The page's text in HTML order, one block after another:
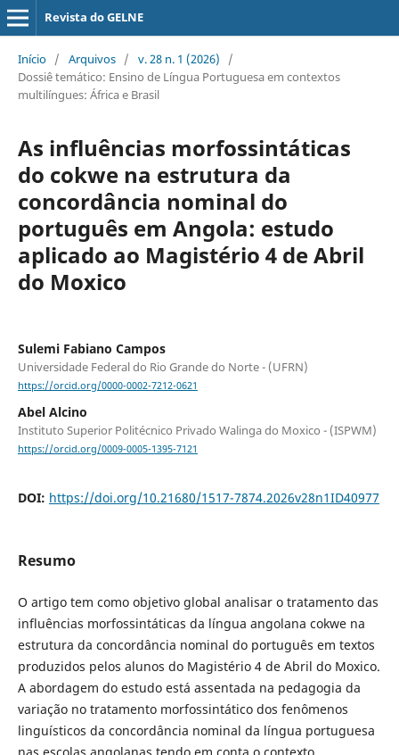
Revista do GELNE
Início / Arquivos / v. 28 n. 1 (2026)
/
Dossiê temático: Ensino de Língua Portuguesa em contextos
multilíngues: África e Brasil
As influências morfossintáticas
do cokwe na estrutura da
concordância nominal do
português em Angola: estudo
aplicado ao Magistério 4 de Abril
do Moxico
Sulemi Fabiano Campos
Universidade Federal do Rio Grande do Norte - (UFRN)
https://orcid.org/0000-0002-7212-0621
Abel Alcino
Instituto Superior Politécnico Privado Walinga do Moxico - (ISPWM)
https://orcid.org/0009-0005-1395-7121
DOI: https://doi.org/10.21680/1517-7874.2026v28n1ID40977
Resumo
O artigo tem como objetivo global analisar o tratamento das
influências morfossintáticas da língua angolana cokwe na
estrutura da concordância nominal do português em textos
produzidos pelos alunos do Magistério 4 de Abril do Moxico.
A abordagem do estudo está assentada na pedagogia da
variação no tratamento morfossintático dos fenômenos
linguísticos da concordância nominal da língua portuguesa